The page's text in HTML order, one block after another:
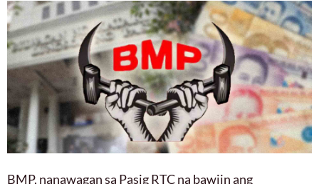
BMP, nanawagan sa Pasig RTC na bawiin ang